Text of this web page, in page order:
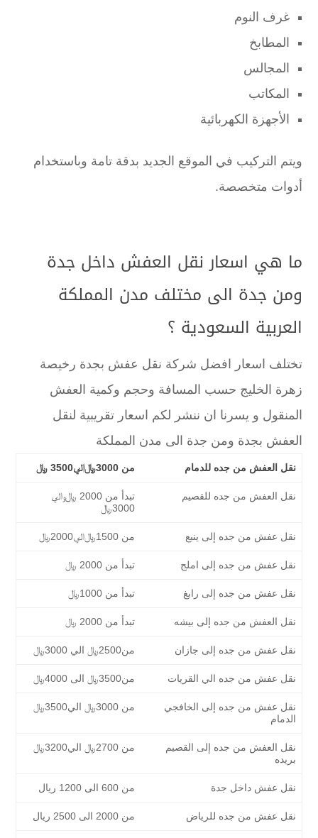
غرف النوم
المطابخ
المجالس
المكاتب
الأجهزة الكهربائية
ويتم التركيب في الموقع الجديد بدقة تامة وباستخدام
أدوات متخصصة.
ما هي اسعار نقل العفش داخل جدة
ومن جدة الى مختلف مدن المملكة
العربية السعودية ؟
تختلف اسعار افضل شركة نقل عفش بجدة رخيصة
زهرة الخليج حسب المسافة وحجم وكمية العفش
المنقول و يسرنا ان ننشر لكم اسعار تقريبية لنقل
العفش بجدة ومن جدة الى مدن المملكة
نقل العفش من جده للدمام من 3000﷼الي3500 ﷼
نقل العفش من جده للقصيم
تبدأ من 2000 ﷼والي
3000﷼
نقل عفش من جده إلى ينبع من 1500﷼الي2000﷼
نقل عفش من جده إلى املج تبدأ من 2000 ﷼
نقل عفش من جده إلى رابغ تبدأ من 1000﷼
نقل العفش من جده إلى بيشه تبدأ من 2000 ﷼
نقل عفش من جده إلى جازان من2500﷼ الي 3000﷼
نقل عفش من جده الي القريات من3500﷼ الى 4000﷼
نقل عفش من جده إلى الخافجي
الدمام
من 3000﷼ الي3500﷼
نقل العفش من جده إلى القصيم
بريده
من 2700﷼ الي3200﷼
نقل عفش داخل جدة من 600 الى 1200 ريال
نقل عفش من جده للرياض من 2000 الى 2500 ريال